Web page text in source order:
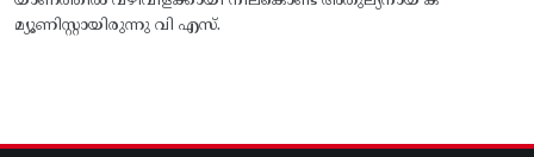
മ്യൂണിസ്റ്റായിരുന്നു വി എസ്.